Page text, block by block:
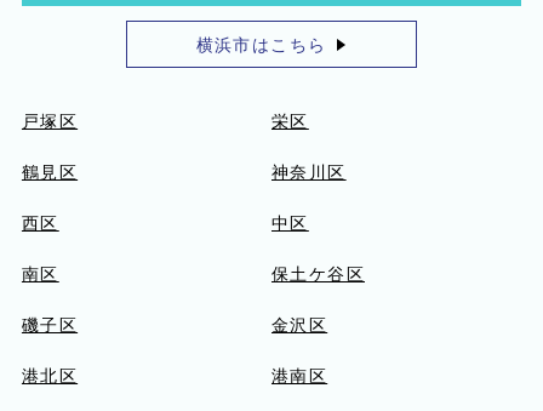
横浜市はこちら
戸塚区 栄区
鶴見区 神奈川区
西区 中区
南区 保土ケ谷区
磯子区 金沢区
港北区 港南区